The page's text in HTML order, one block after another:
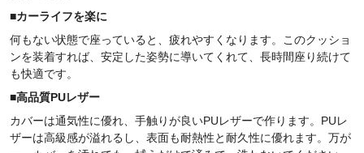
■カーライフを楽に
何もない状態で座っていると、疲れやすくなります。このクッショ
ンを装着すれば、安定した姿勢に導いてくれて、長時間座り続けて
も快適です。
■高品質PUレザー
カバーは通気性に優れ、手触りが良いPUレザーで作ります。PUレ
ザーは高級感が溢れるし、表面も耐熱性と耐久性に優れます。万が